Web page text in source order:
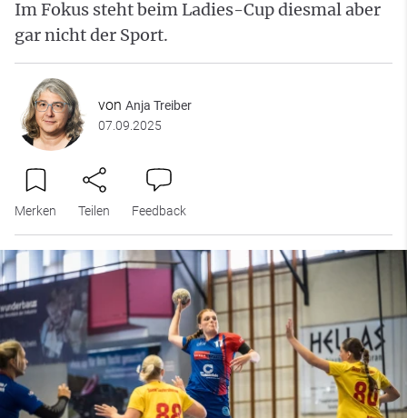
Im Fokus steht beim Ladies-Cup diesmal aber
gar nicht der Sport.
von Anja Treiber
07.09.2025
Merken Teilen Feedback